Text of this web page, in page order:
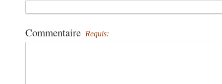
Commentaire Requis: